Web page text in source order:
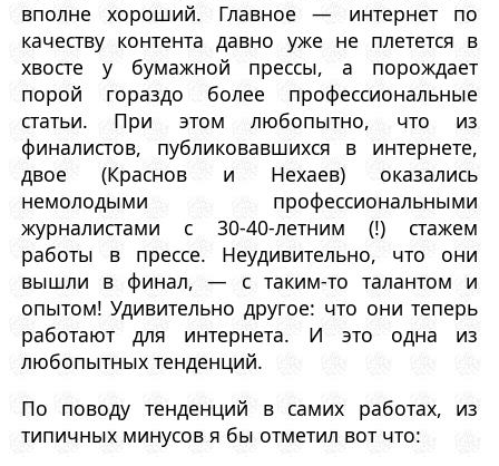
вполне хороший. Главное — интернет по
качеству контента давно уже не плетется в
хвосте у бумажной прессы, а порождает
порой гораздо более профессиональные
статьи. При этом любопытно, что из
финалистов, публиковавшихся в интернете,
двое (Краснов и Нехаев) оказались
немолодыми профессиональными
журналистами с 30-40-летним (!) стажем
работы в прессе. Неудивительно, что они
вышли в финал, — с таким-то талантом и
опытом! Удивительно другое: что они теперь
работают для интернета. И это одна из
любопытных тенденций.
По поводу тенденций в самих работах, из
типичных минусов я бы отметил вот что: